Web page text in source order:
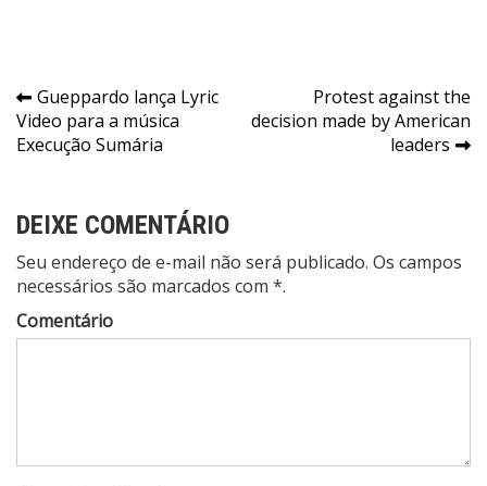
Navegação
de
Gueppardo lança Lyric
Video para a música
Execução Sumária
Protest against the
decision made by American
leaders
DEIXE COMENTÁRIO
Seu endereço de e-mail não será publicado. Os campos
necessários são marcados com *.
Comentário